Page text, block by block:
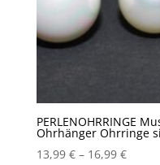
PERLENOHRRINGE
Ohrhänger Ohrringe
13,99 €– 16,99 €